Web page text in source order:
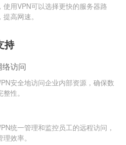
使用VPN可以选择更快的服务器路
高网速。
持
访问
安全地访问企业内部资源，确保数
性。
统一管理和监控员工的远程访问，
效率。